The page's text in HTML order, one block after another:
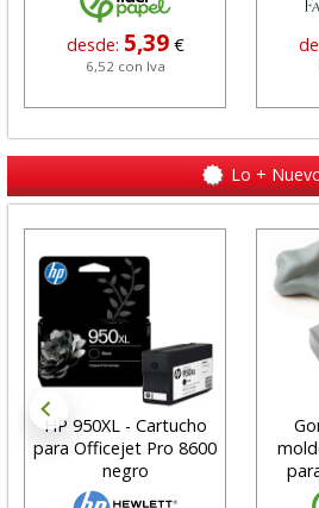
desde: 5,39 €
6,52 con Iva
Lo +
HP 950XL - Cartucho
para Officejet Pro 8600
negro